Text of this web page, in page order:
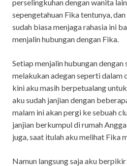
perselingkuhan dengan wanita
sepengetahuan Fika tentunya,
sudah biasa menjaga rahasia ini
menjalin hubungan dengan Fika.
Setiap menjalin hubungan
melakukan adegan seperti dalam
kini aku masih berpetualang
aku sudah janjian dengan
malam ini akan pergi ke sebuah
janjian berkumpul di rumah
juga, saat itulah aku melihat Fika
Namun langsung saja aku